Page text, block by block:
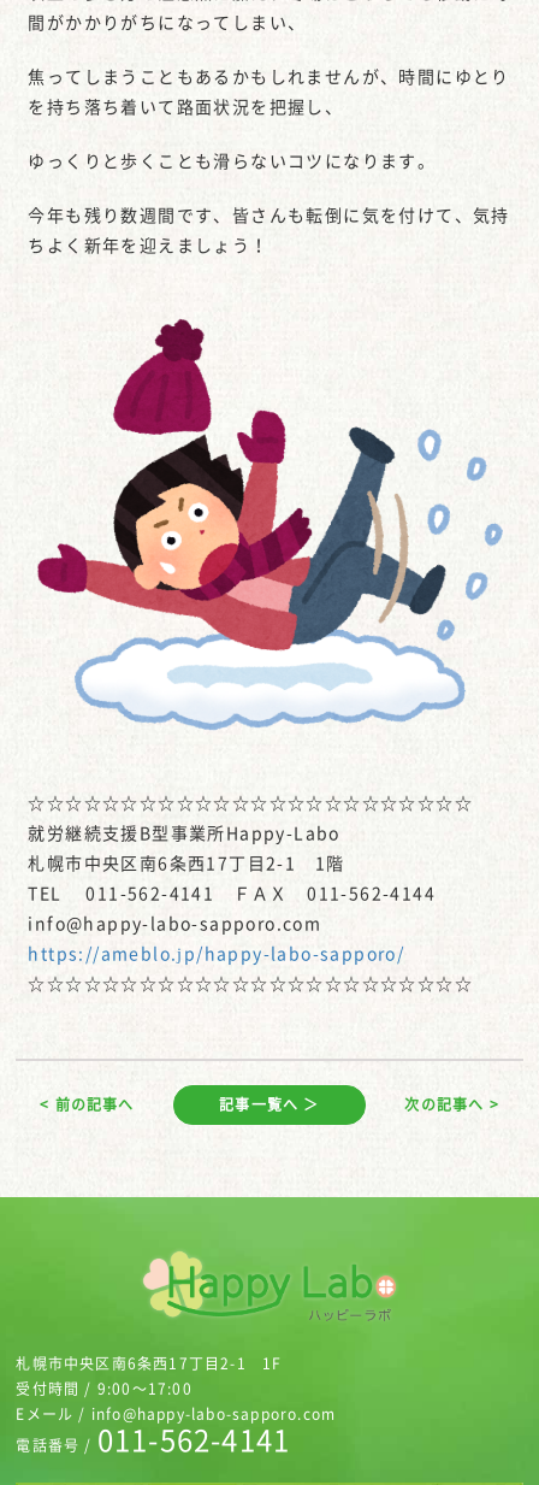
間がかかりがちになってしまい、
焦ってしまうこともあるかもしれませんが、時間にゆとり
を持ち落ち着いて路面状況を把握し、
ゆっくりと歩くことも滑らないコツになります。
今年も残り数週間です、皆さんも転倒に気を付けて、気持
ちよく新年を迎えましょう！
☆☆☆☆☆☆☆☆☆☆☆☆☆☆☆☆☆☆☆☆☆☆☆☆
就労継続支援B型事業所Happy-Labo
札幌市中央区南6条西17丁目2-1 1階
TEL 011-562-4141 ＦＡＸ 011-562-4144
info@happy-labo-sapporo.com
https://ameblo.jp/happy-labo-sapporo/
☆☆☆☆☆☆☆☆☆☆☆☆☆☆☆☆☆☆☆☆☆☆☆☆
< 前の記事へ 記事一覧へ ＞ 次の記事へ >
札幌市中央区南6条西17丁目2-1 1F
受付時間 / 9:00～17:00
Eメール / info@happy-labo-sapporo.com
電話番号 / 011-562-4141